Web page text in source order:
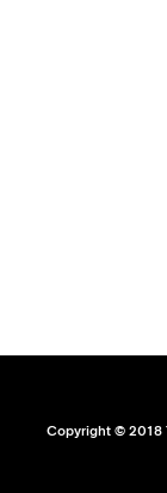
Copyright © 2018